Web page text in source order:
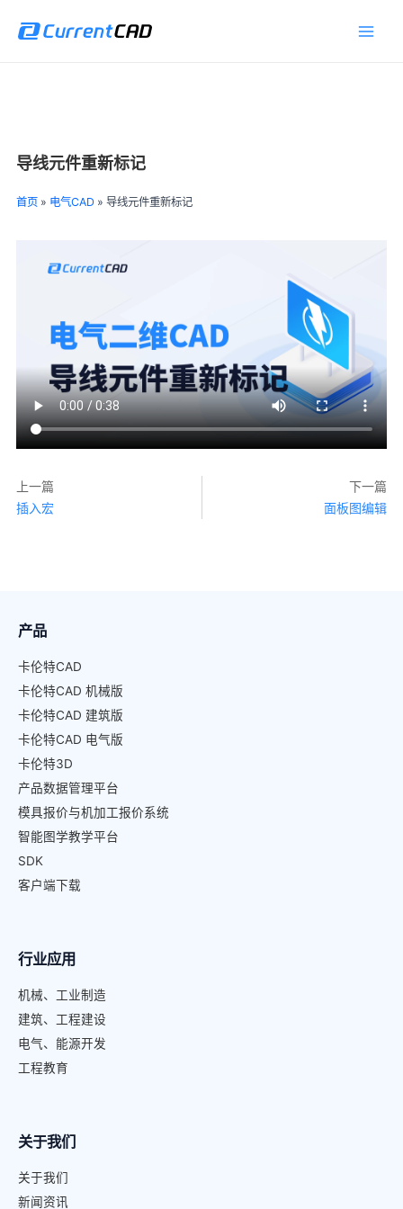
导线元件重新标记
首页» 电气CAD» 导线元件重新标记
上一篇
插入宏
下一篇
面板图编辑
产品
卡伦特CAD
卡伦特CAD 机械版
卡伦特CAD 建筑版
卡伦特CAD 电气版
卡伦特3D
产品数据管理平台
模具报价与机加工报价系统
智能图学教学平台
SDK
客户端下载
行业应用
机械、工业制造
建筑、工程建设
电气、能源开发
工程教育
关于我们
关于我们
新闻资讯